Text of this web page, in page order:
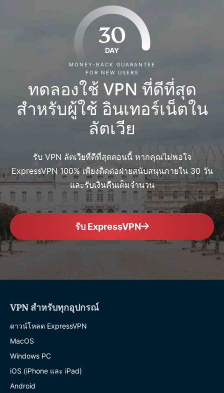
30
DAY
MONEY-BACK GUARANTEE
FOR NEW USERS
ทดลองใช้ VPN ที่ดีที่สุด
สำหรับผู้ใช้ อินเทอร์เน็ตใน
ลัตเวีย
รับ VPN ลัตเวียที่ดีที่สุดตอนนี้ หากคุณไม่พอใจ
ExpressVPN 100% เพียงติดต่อฝ่ายสนับสนุนภายใน 30 วัน
และรับเงินคืนเต็มจำนวน
รับ ExpressVPN
VPN สำหรับทุกอุปกรณ์
ดาวน์โหลด ExpressVPN
MacOS
Windows PC
iOS (iPhone และ iPad)
Android